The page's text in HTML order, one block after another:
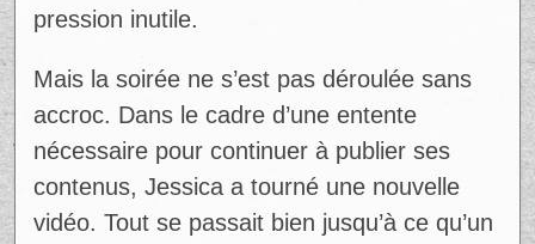
pression inutile.
Mais la soirée ne s’est pas déroulée sans
accroc. Dans le cadre d’une entente
nécessaire pour continuer à publier ses
contenus, Jessica a tourné une nouvelle
vidéo. Tout se passait bien jusqu’à ce qu’un